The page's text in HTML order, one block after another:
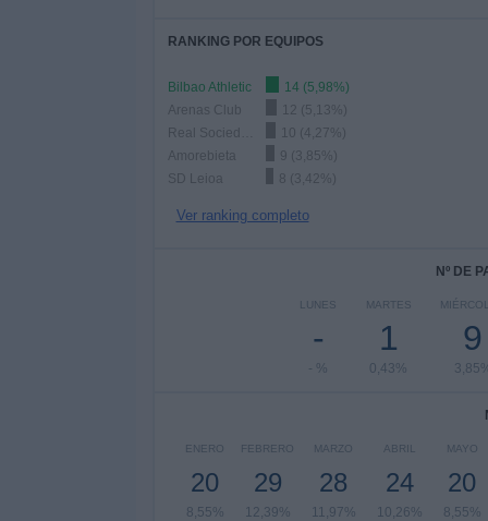
RANKING POR EQUIPOS
Bilbao Athletic
14 (5,98%)
Arenas Club
12 (5,13%)
10 (4,27%)
Amorebieta
9 (3,85%)
SD Leioa
8 (3,42%)
Ver ranking completo
Nº DE
LUNES
-
- %
MARTES
1
0,43%
9
3,85%
ENERO
20
8,55%
FEBRERO
29
12,39%
MARZO
28
11,97%
ABRIL
24
10,26%
MAYO
20
8,55%